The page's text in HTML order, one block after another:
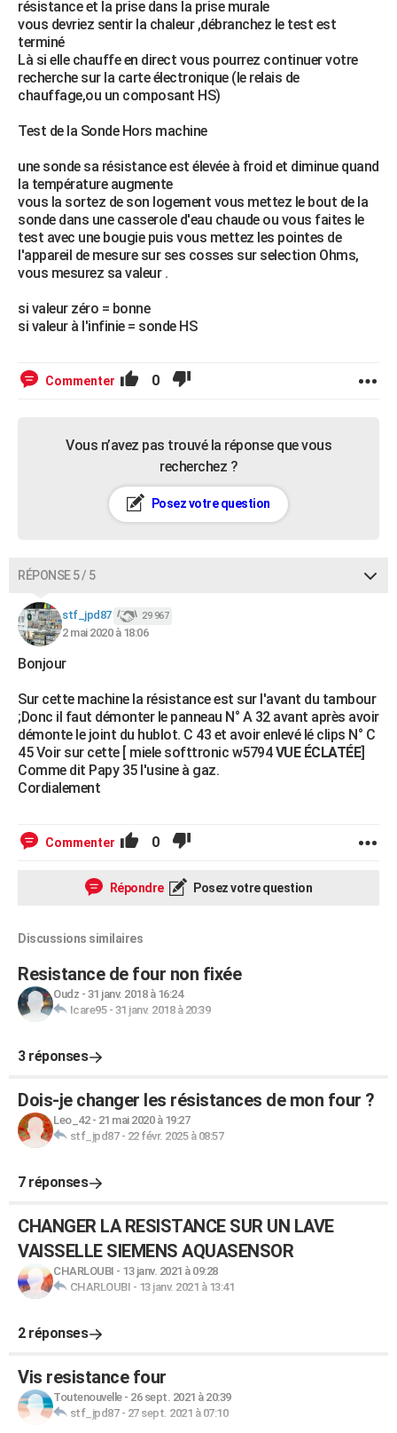
résistance et la prise dans la prise murale
vous devriez sentir la chaleur ,débranchez le test est
terminé
Là si elle chauffe en direct vous pourrez continuer votre
recherche sur la carte électronique (le relais de
chauffage,ou un composant HS)
Test de la Sonde Hors machine
une sonde sa résistance est élevée à froid et diminue quand
la température augmente
vous la sortez de son logement vous mettez le bout de la
sonde dans une casserole d'eau chaude ou vous faites le
test avec une bougie puis vous mettez les pointes de
l'appareil de mesure sur ses cosses sur selection Ohms,
vous mesurez sa valeur .
si valeur zéro = bonne
si valeur à l'infinie = sonde HS
Commenter 0
Vous n’avez pas trouvé la réponse que vous
recherchez ?
Posez votre question
RÉPONSE 5 / 5
stf_jpd87 29 967
2 mai 2020 à 18:06
Bonjour
Sur cette machine la résistance est sur l'avant du tambour
;Donc il faut démonter le panneau N° A 32 avant après avoir
démonte le joint du hublot. C 43 et avoir enlevé lé clips N° C
45 Voir sur cette [ miele softtronic w5794VUE ÉCLATÉE]
Comme dit Papy 35 l'usine à gaz.
Cordialement
Commenter 0
Répondre Posez votre question
Discussions similaires
Resistance de four non fixée
Oudz - 31 janv. 2018 à 16:24
Icare95- 31 janv. 2018 à 20:39
3 réponses
Dois-je changer les résistances de mon four ?
Leo_42- 21 mai 2020 à 19:27
stf_jpd87- 22 févr. 2025 à 08:57
7 réponses
CHANGER LA RESISTANCE SUR UN LAVE
VAISSELLE SIEMENS AQUASENSOR
CHARLOUBI - 13 janv. 2021 à 09:28
CHARLOUBI - 13 janv. 2021 à 13:41
2 réponses
Vis resistance four
Toutenouvelle- 26 sept. 2021 à 20:39
stf_jpd87- 27 sept. 2021 à 07:10